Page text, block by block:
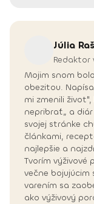
Júlia
Redaktor
Mojim snom
obezitou.
mi zmenili
nepribrať„ a
svojej stránke
článkami,
najlepšie a
Tvorím
večne bojujúcim
varením sa
ako výživový